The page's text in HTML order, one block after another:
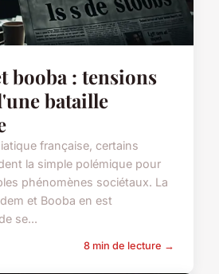
booba : tensions
bataille
française, certains
la simple polémique pour
phénomènes sociétaux. La
et Booba en est
se...
8 min de lecture →